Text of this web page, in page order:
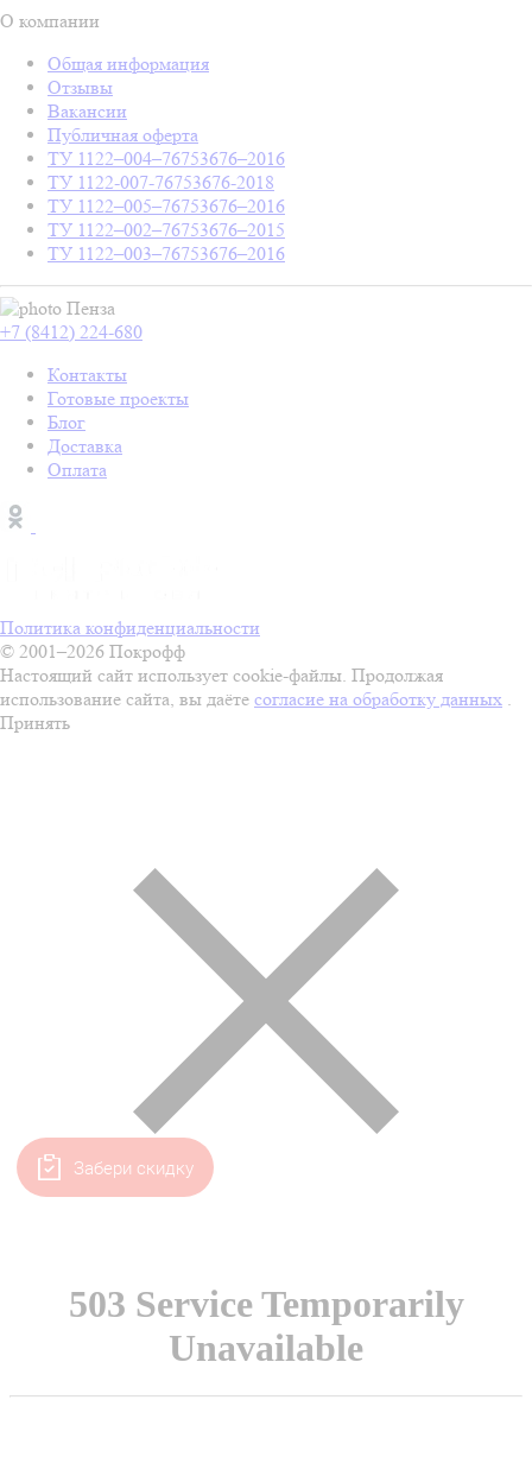
О компании
Общая информация
Отзывы
Вакансии
Публичная оферта
ТУ 1122–004–76753676–2016
ТУ 1122-007-76753676-2018
ТУ 1122–005–76753676–2016
ТУ 1122–002–76753676–2015
ТУ 1122–003–76753676–2016
Пенза
+7 (8412) 224-680
Контакты
Готовые проекты
Блог
Доставка
Оплата
Политика конфиденциальности
© 2001–2026 Покрофф
Настоящий сайт использует cookie-файлы. Продолжая
использование сайта, вы даёте согласие на обработку данных .
Принять
Забери скидку